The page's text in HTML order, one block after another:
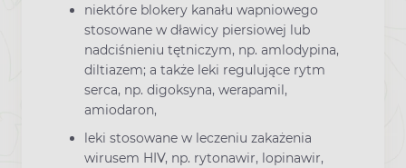
niektóre blokery kanału wapniowego
stosowane w dławicy piersiowej lub
nadciśnieniu tętniczym, np. amlodypina,
diltiazem; a także leki regulujące rytm
serca, np. digoksyna, werapamil,
amiodaron,
leki stosowane w leczeniu zakażenia
wirusem HIV, np. rytonawir, lopinawir,